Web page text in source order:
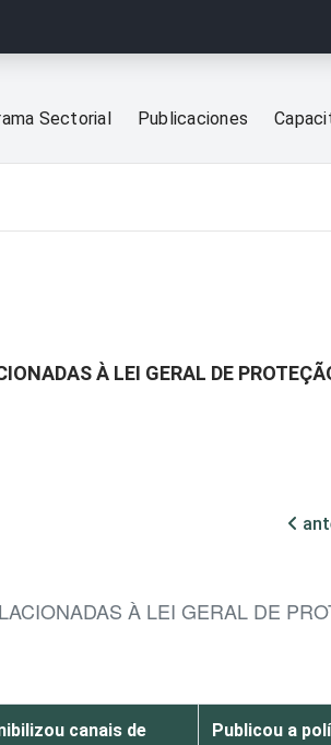
Sectorial Publicaciones
À LEI GERAL DE
À LEI GERAL DE
canais de
Publicou a